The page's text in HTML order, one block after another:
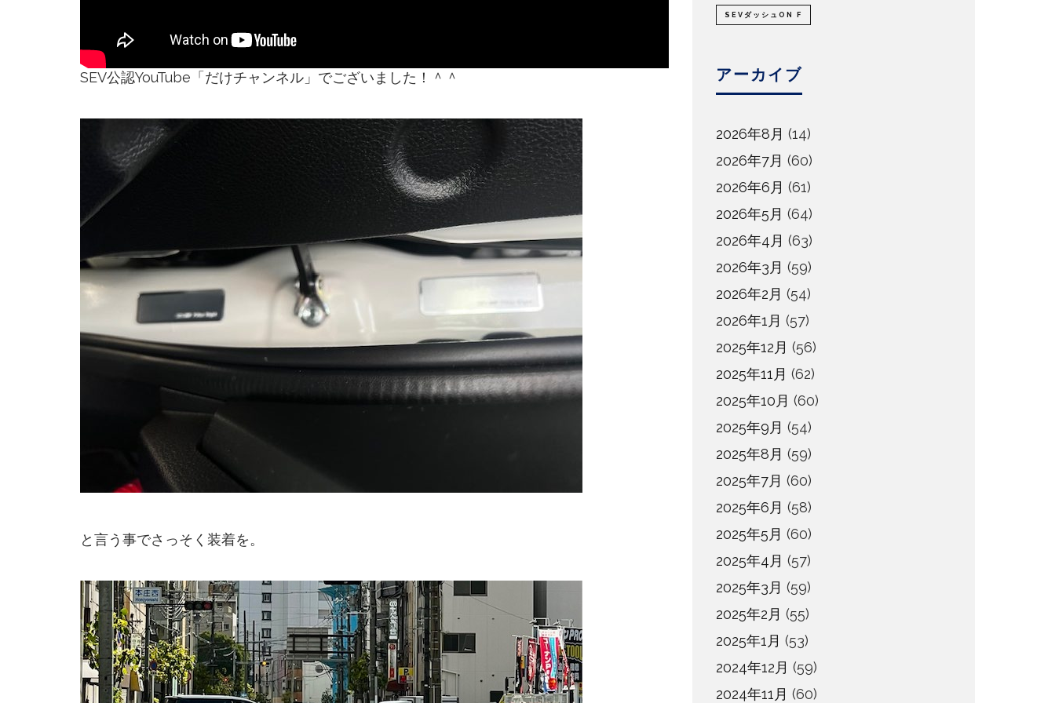
SEV公認YouTube「だけチャンネル」でございました！＾＾
と言う事でさっそく装着を。
SEVダッシュON F
アーカイブ
2026年8月 (14)
2026年7月 (60)
2026年6月 (61)
2026年5月 (64)
2026年4月 (63)
2026年3月 (59)
2026年2月 (54)
2026年1月 (57)
2025年12月 (56)
2025年11月 (62)
2025年10月 (60)
2025年9月 (54)
2025年8月 (59)
2025年7月 (60)
2025年6月 (58)
2025年5月 (60)
2025年4月 (57)
2025年3月 (59)
2025年2月 (55)
2025年1月 (53)
2024年12月 (59)
2024年11月 (60)